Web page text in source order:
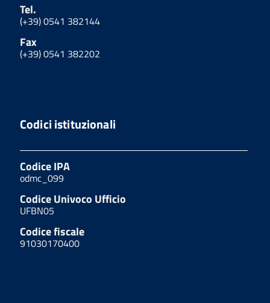
Tel.
(+39) 0541 382144
Fax
(+39) 0541 382202
Codici istituzionali
Codice IPA
odmc_099
Codice Univoco Ufficio
UFBN05
Codice fiscale
91030170400